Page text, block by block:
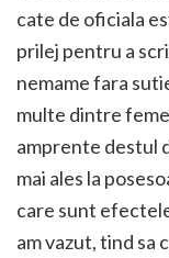
cate de oficiala
prilej pentru a
nemame fara
multe dintre
amprente destul
mai ales la
care sunt
am vazut, tind sa